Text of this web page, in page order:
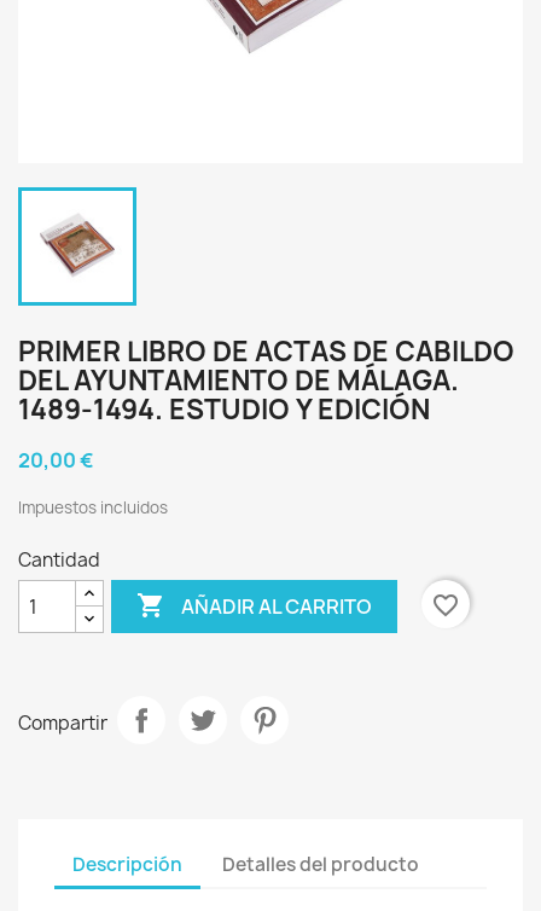
PRIMER LIBRO DE ACTAS DE CABILDO
DEL AYUNTAMIENTO DE MÁLAGA.
1489-1494. ESTUDIO Y EDICIÓN
20,00 €
Impuestos incluidos
Cantidad
 AÑADIR AL CARRITO favorite_border
Compartir
Descripción Detalles del producto